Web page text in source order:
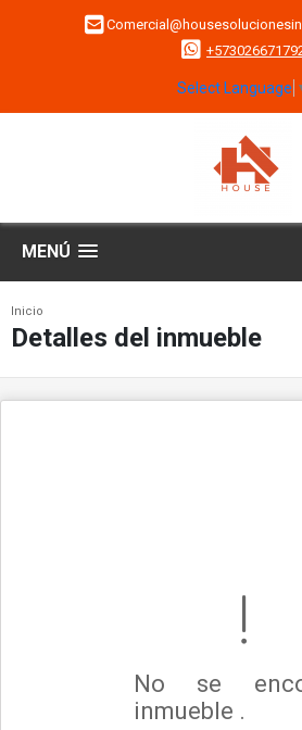
Select Language
MENÚ
Inicio
Detalles del inmueble
No se
inmueble .